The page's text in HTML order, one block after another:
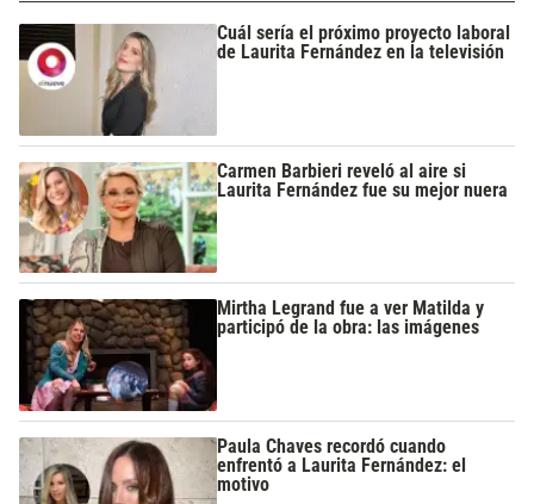
Cuál sería el próximo proyecto laboral
de Laurita Fernández en la televisión
Carmen Barbieri reveló al aire si
Laurita Fernández fue su mejor nuera
Mirtha Legrand fue a ver Matilda y
participó de la obra: las imágenes
Paula Chaves recordó cuando
enfrentó a Laurita Fernández: el
motivo